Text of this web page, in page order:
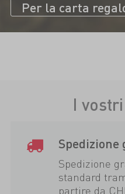
Per la carta
I
Spedizione
standard
partire da